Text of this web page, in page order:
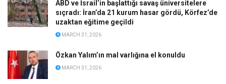
ABD ve İsrail’in başlattığı savaş üniversitelere
sıçradı: İran’da 21 kurum hasar gördü, Körfez’de
uzaktan eğitime geçildi
MARCH 31, 2026
Özkan Yalım’ın mal varlığına el konuldu
MARCH 31, 2026